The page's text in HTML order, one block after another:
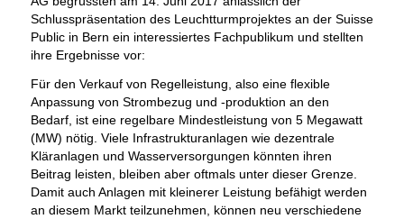
Schlusspräsentation des Leuchtturmprojektes an der Suisse
Public in Bern ein interessiertes Fachpublikum und stellten
ihre Ergebnisse vor:
Für den Verkauf von Regelleistung, also eine flexible
Anpassung von Strombezug und -produktion an den
Bedarf, ist eine regelbare Mindestleistung von 5 Megawatt
(MW) nötig. Viele Infrastrukturanlagen wie dezentrale
Kläranlagen und Wasserversorgungen könnten ihren
Beitrag leisten, bleiben aber oftmals unter dieser Grenze.
Damit auch Anlagen mit kleinerer Leistung befähigt werden
an diesem Markt teilzunehmen, können neu verschiedene